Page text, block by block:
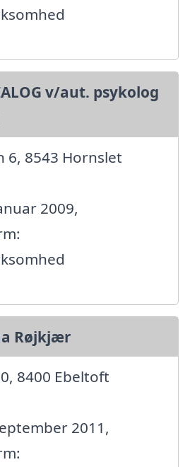
v/aut. psykolog
6, 8543 Hornslet
2009,
Røjkjær
8400 Ebeltoft
2011,